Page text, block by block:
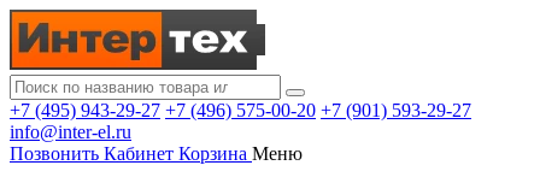
+7 (495) 943-29-27 +7 (496) 575-00-20 +7 (901) 593-29-27
info@inter-el.ru
Позвонить Кабинет Корзина Меню